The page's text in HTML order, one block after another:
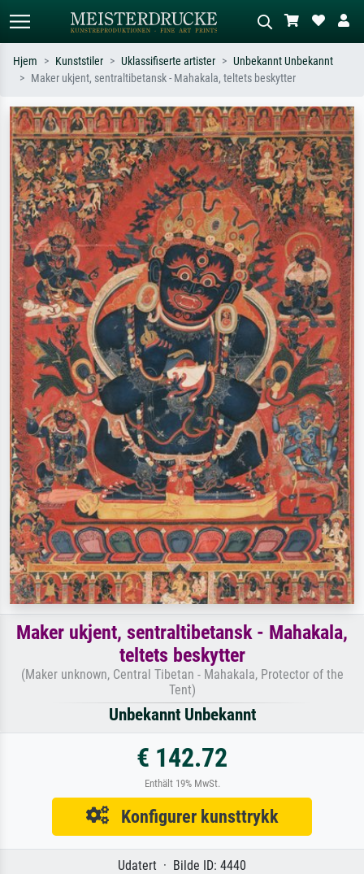
Søk etter kunstner, tittel eller stil – for
eksempel Monet, Stjernenatt,
impresjonisme, Hokusai-bølgen, akt.
Beskriv scenen – for eksempel grønn
eng, abstrakt med mye rødt, mørkt
oljemaleri, stående akt ved et tre.
Hjem Kunststiler Uklassifiserte artister
Unbekannt Unbekannt
Maker ukjent, sentraltibetansk - Mahakala, teltets beskytter
Maker ukjent, sentraltibetansk - Mahakala,
teltets beskytter
(Maker unknown, Central Tibetan - Mahakala, Protector of the
Tent)
Unbekannt Unbekannt
€ 142.72
Enthält 19% MwSt.
Konfigurer kunsttrykk
Udatert · Bilde ID: 4440